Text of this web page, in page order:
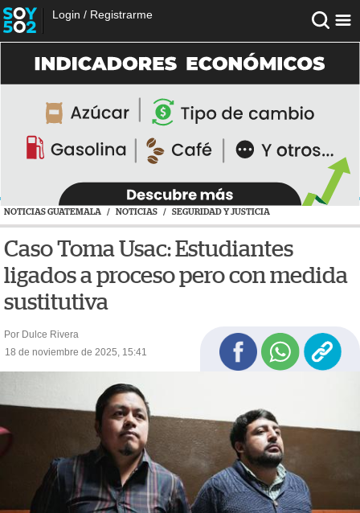
Login / Registrarme
NOTICIAS GUATEMALA / NOTICIAS / SEGURIDAD Y JUSTICIA
Caso Toma Usac: Estudiantes
ligados a proceso pero con medida
sustitutiva
Por Dulce Rivera
18 de noviembre de 2025, 15:41